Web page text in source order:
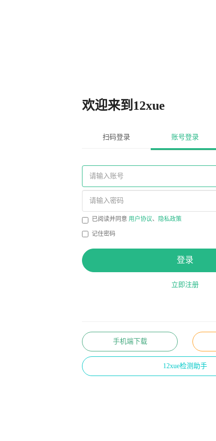
欢迎来到12xue
扫码登录 账号登录
已阅读并同意 用户协议、 隐私政策
记住密码
登录
立即注册
手机端下载
12xue检测助手